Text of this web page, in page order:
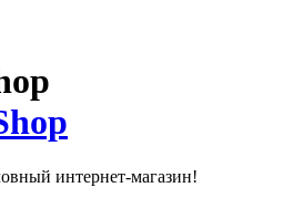
интернет-магазин!